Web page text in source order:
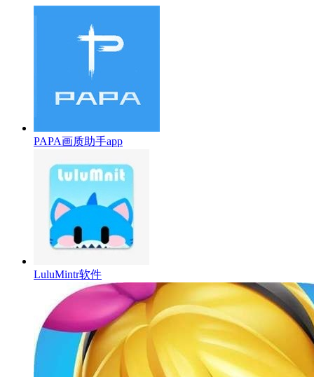
PAPA画质助手app
LuluMintr软件